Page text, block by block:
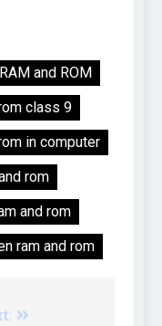
and ROM
class 9
in computer
rom
and rom
ram and rom